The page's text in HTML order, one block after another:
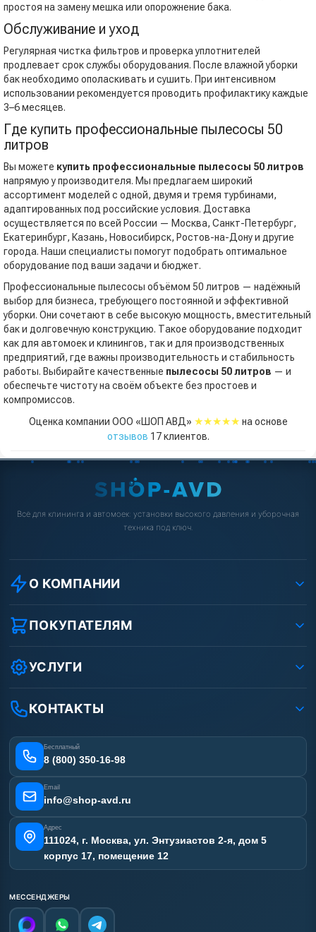
простоя на замену мешка или опорожнение бака.
Обслуживание и уход
Регулярная чистка фильтров и проверка уплотнителей
продлевает срок службы оборудования. После влажной уборки
бак необходимо ополаскивать и сушить. При интенсивном
использовании рекомендуется проводить профилактику каждые
3–6 месяцев.
Где купить профессиональные пылесосы 50
литров
Вы можете купить профессиональные пылесосы 50 литров
напрямую у производителя. Мы предлагаем широкий
ассортимент моделей с одной, двумя и тремя турбинами,
адаптированных под российские условия. Доставка
осуществляется по всей России — Москва, Санкт-Петербург,
Екатеринбург, Казань, Новосибирск, Ростов-на-Дону и другие
города. Наши специалисты помогут подобрать оптимальное
оборудование под ваши задачи и бюджет.
Профессиональные пылесосы объёмом 50 литров — надёжный
выбор для бизнеса, требующего постоянной и эффективной
уборки. Они сочетают в себе высокую мощность, вместительный
бак и долговечную конструкцию. Такое оборудование подходит
как для автомоек и клинингов, так и для производственных
предприятий, где важны производительность и стабильность
работы. Выбирайте качественные пылесосы 50 литров — и
обеспечьте чистоту на своём объекте без простоев и
компромиссов.
Оценка компании ООО «ШОП АВД» ★★★★★ на основе
отзывов 17клиентов.
Всё для клининга и автомоек: установки высокого давления и уборочная
техника под ключ.
О КОМПАНИИ
О компании
Реквизиты ООО «Шоп АВД»
Защита данных клиента
Условия соглашения
Вакансии
Статьи
ПОКУПАТЕЛЯМ
Как заказать?
Оплата
Доставка
Лизинг
Получить скидку
УСЛУГИ
Услуги
Аренда АВД
Ремонт АВД
Сертификаты
Наши работы
Карта сайта
КОНТАКТЫ
Бесплатный
8 (800) 350-16-98
Email
info@shop-avd.ru
Адрес
111024, г. Москва, ул. Энтузиастов 2-я, дом 5
корпус 17, помещение 12
МЕССЕНДЖЕРЫ